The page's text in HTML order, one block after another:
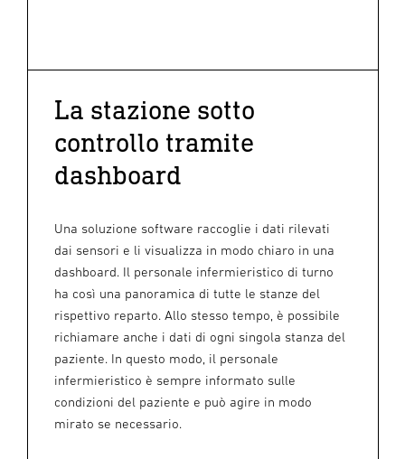
La stazione sotto
controllo tramite
dashboard
Una soluzione software raccoglie i dati rilevati
dai sensori e li visualizza in modo chiaro in una
dashboard. Il personale infermieristico di turno
ha così una panoramica di tutte le stanze del
rispettivo reparto. Allo stesso tempo, è possibile
richiamare anche i dati di ogni singola stanza del
paziente. In questo modo, il personale
infermieristico è sempre informato sulle
condizioni del paziente e può agire in modo
mirato se necessario.